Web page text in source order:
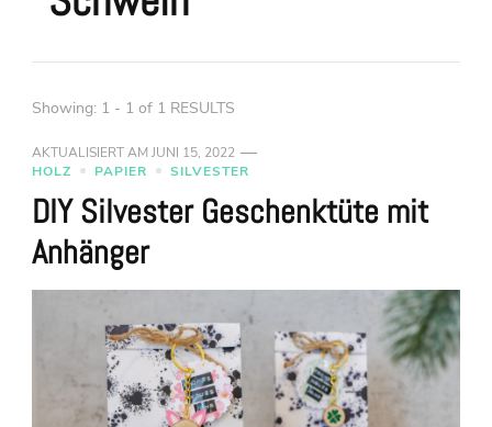
Showing: 1 - 1 of 1 RESULTS
AKTUALISIERT AM JUNI 15, 2022
HOLZ
PAPIER SILVESTER
DIY Silvester Geschenktüte mit
Anhänger